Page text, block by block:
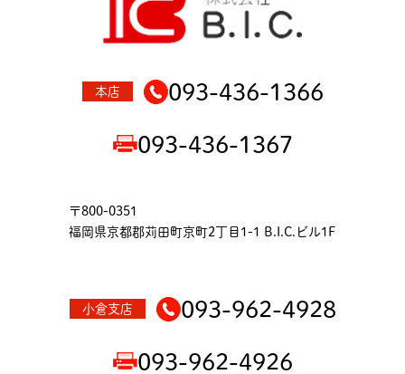
本店 093-436-1366
093-436-1367
〒800-0351
福岡県京都郡苅田町京町2丁目1-1 B.I.C.ビル1F
小倉支店 093-962-4928
093-962-4926